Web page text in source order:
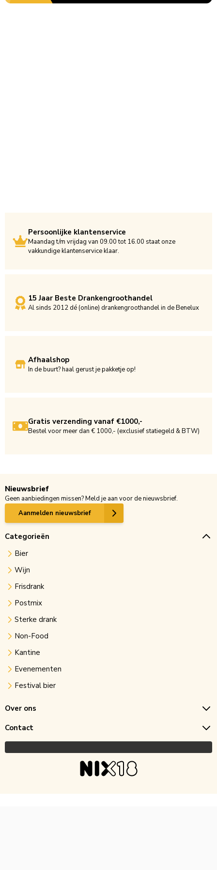
Persoonlijke klantenservice
Maandag t/m vrijdag van 09.00 tot 16.00 staat onze
vakkundige klantenservice klaar.
15 Jaar Beste Drankengroothandel
Al sinds 2012 dé (online) drankengroothandel in de Benelux
Afhaalshop
In de buurt? haal gerust je pakketje op!
Gratis verzending vanaf €1000,-
Bestel voor meer dan € 1000,- (exclusief statiegeld & BTW)
Nieuwsbrief
Geen aanbiedingen missen? Meld je aan voor de nieuwsbrief.
Aanmelden nieuwsbrief
Categorieën
Bier
Wijn
Frisdrank
Postmix
Sterke drank
Non-Food
Kantine
Evenementen
Festival bier
Over ons
Contact